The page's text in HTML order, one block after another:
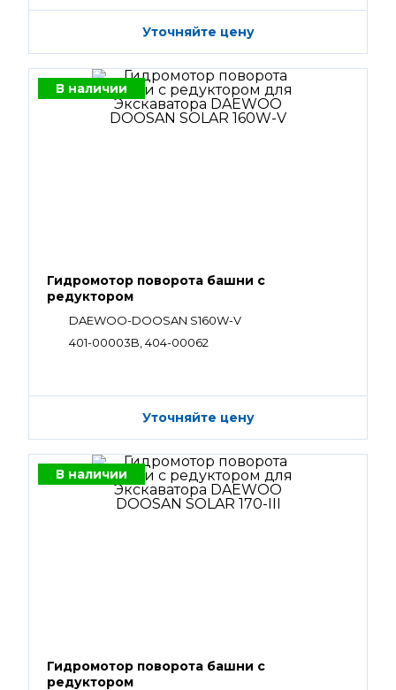
Уточняйте цену
В наличии
Гидромотор поворота башни с
редуктором
DAEWOO-DOOSAN S160W-V
401-00003B, 404-00062
Уточняйте цену
В наличии
Гидромотор поворота башни с
редуктором